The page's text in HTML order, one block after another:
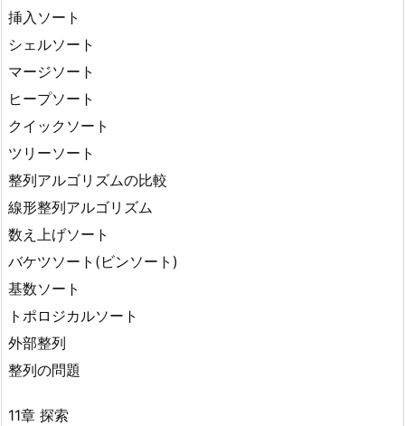
挿入ソート
シェルソート
マージソート
ヒープソート
クイックソート
ツリーソート
整列アルゴリズムの比較
線形整列アルゴリズム
数え上げソート
バケツソート(ビンソート)
基数ソート
トポロジカルソート
外部整列
整列の問題
11章 探索